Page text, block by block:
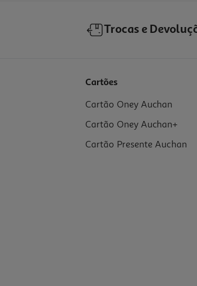
Trocas e
Cartões
Cartão Oney Auchan
Cartão Oney Auchan+
Cartão Presente Auchan